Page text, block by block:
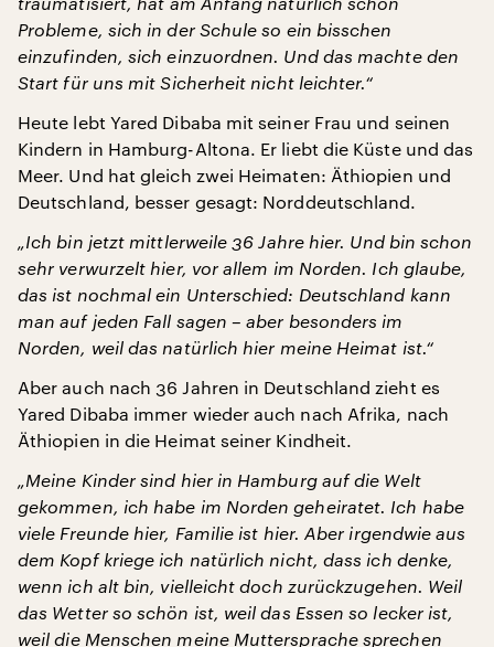
Probleme, sich in der Schule so ein bisschen
einzufinden, sich einzuordnen. Und das machte den
Start für uns mit Sicherheit nicht leichter.“
Heute lebt Yared Dibaba mit seiner Frau und seinen
Kindern in Hamburg-Altona. Er liebt die Küste und das
Meer. Und hat gleich zwei Heimaten: Äthiopien und
Deutschland, besser gesagt: Norddeutschland.
„Ich bin jetzt mittlerweile 36 Jahre hier. Und bin schon
sehr verwurzelt hier, vor allem im Norden. Ich glaube,
das ist nochmal ein Unterschied: Deutschland kann
man auf jeden Fall sagen – aber besonders im
Norden, weil das natürlich hier meine Heimat ist.“
Aber auch nach 36 Jahren in Deutschland zieht es
Yared Dibaba immer wieder auch nach Afrika, nach
Äthiopien in die Heimat seiner Kindheit.
„Meine Kinder sind hier in Hamburg auf die Welt
gekommen, ich habe im Norden geheiratet. Ich habe
viele Freunde hier, Familie ist hier. Aber irgendwie aus
dem Kopf kriege ich natürlich nicht, dass ich denke,
wenn ich alt bin, vielleicht doch zurückzugehen. Weil
das Wetter so schön ist, weil das Essen so lecker ist,
weil die Menschen meine Muttersprache sprechen